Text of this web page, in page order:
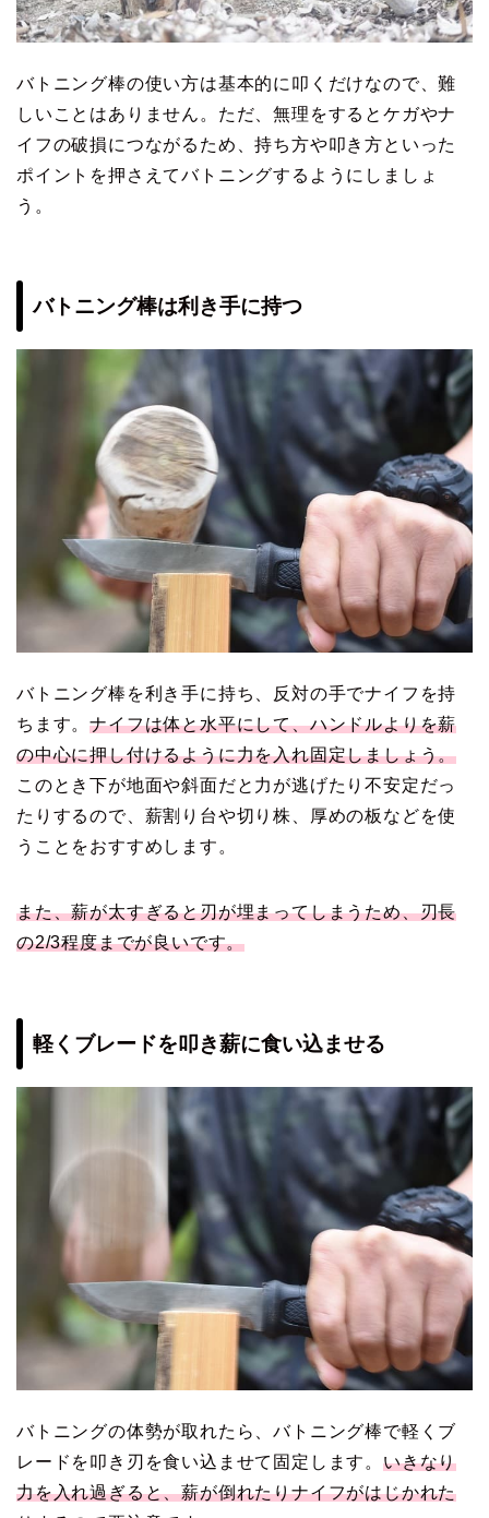
バトニング棒の使い方は基本的に叩くだけなので、難
しいことはありません。ただ、無理をするとケガやナ
イフの破損につながるため、持ち方や叩き方といった
ポイントを押さえてバトニングするようにしましょ
う。
バトニング棒は利き手に持つ
バトニング棒を利き手に持ち、反対の手でナイフを持
ちます。ナイフは体と水平にして、ハンドルよりを薪
の中心に押し付けるように力を入れ固定しましょう。
このとき下が地面や斜面だと力が逃げたり不安定だっ
たりするので、薪割り台や切り株、厚めの板などを使
うことをおすすめします。
また、薪が太すぎると刃が埋まってしまうため、刃長
の2/3程度までが良いです。
軽くブレードを叩き薪に食い込ませる
バトニングの体勢が取れたら、バトニング棒で軽くブ
レードを叩き刃を食い込ませて固定します。 いきなり
力を入れ過ぎると、薪が倒れたりナイフがはじかれた